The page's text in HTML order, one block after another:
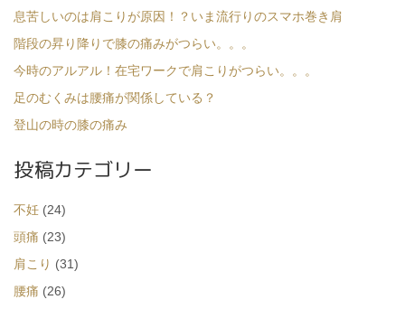
息苦しいのは肩こりが原因！？いま流行りのスマホ巻き肩
階段の昇り降りで膝の痛みがつらい。。。
今時のアルアル！在宅ワークで肩こりがつらい。。。
足のむくみは腰痛が関係している？
登山の時の膝の痛み
投稿カテゴリー
不妊 (24)
頭痛 (23)
肩こり (31)
腰痛 (26)